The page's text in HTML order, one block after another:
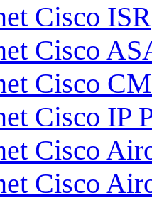
Cisco ISR
Cisco
Cisco
Cisco IP
Cisco
Cisco